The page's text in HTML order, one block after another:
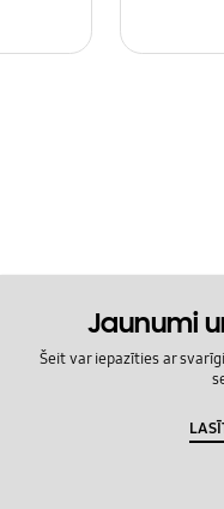
Jaunumi
Šeit var iepazīties ar